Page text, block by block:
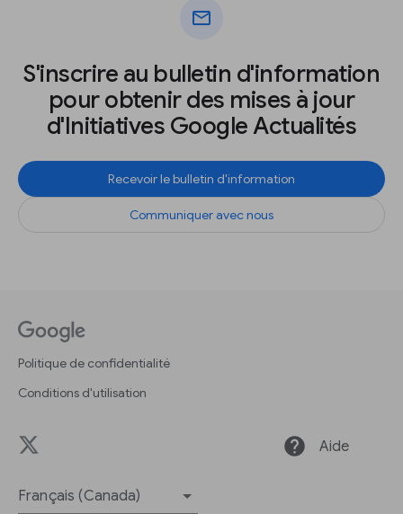
mail
S'inscrire au bulletin d'information
pour obtenir des mises à jour
d'Initiatives Google Actualités
Recevoir le bulletin d'information
Communiquer avec nous
Politique de confidentialité
Conditions d'utilisation
help Aide
Français (Canada)